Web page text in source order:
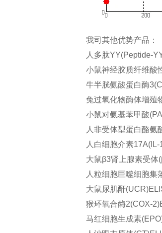
我司其他优势产品：
人多肽YY(Peptide-
小鼠神经胶质纤维
牛半胱氨酸蛋白酶
兔过氧化物酶体增
小鼠对氨基苯甲酸
人非受体型蛋白酪
人白细胞介素
大鼠β3肾上腺素受
人粒细胞巨噬细胞
大鼠尿肌酐
猴环氧合酶2(COX-
马红细胞生成素